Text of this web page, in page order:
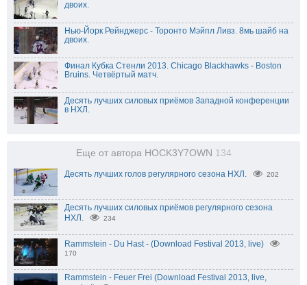
двоих.
Нью-Йорк Рейнджерс - Торонто Мэйпл Ливз. 8мь шайб на
двоих.
Финал Кубка Стенли 2013. Chicago Blackhawks - Boston
Bruins. Четвёртый матч.
Десять лучших силовых приёмов Западной конференции
в НХЛ.
Еще от автора HOCK3Y7OWN 134
Десять лучших голов регулярного сезона НХЛ. 202
Десять лучших силовых приёмов регулярного сезона
НХЛ.
234
Rammstein - Du Hast - (Download Festival 2013, live)
170
Rammstein - Feuer Frei (Download Festival 2013, live,